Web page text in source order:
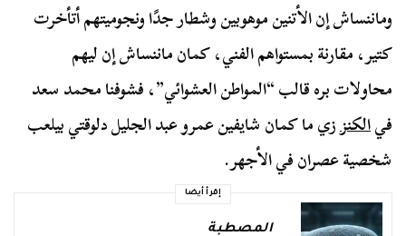
وماننساش إن الأتنين موهوبين وشطار جدًا ونجوميتهم أتأخرت
كتير، مقارنة بمستواهم الفني، كمان ماننساش إن ليهم
محاولات بره قالب “المواطن العشوائي”، فشوفنا محمد سعد
فيالكنززي ما كمان شايفين عمرو عبد الجليل دلوقتي بيلعب
شخصية عصران في الأجهر.
إقرأ أيضا
المصطبة